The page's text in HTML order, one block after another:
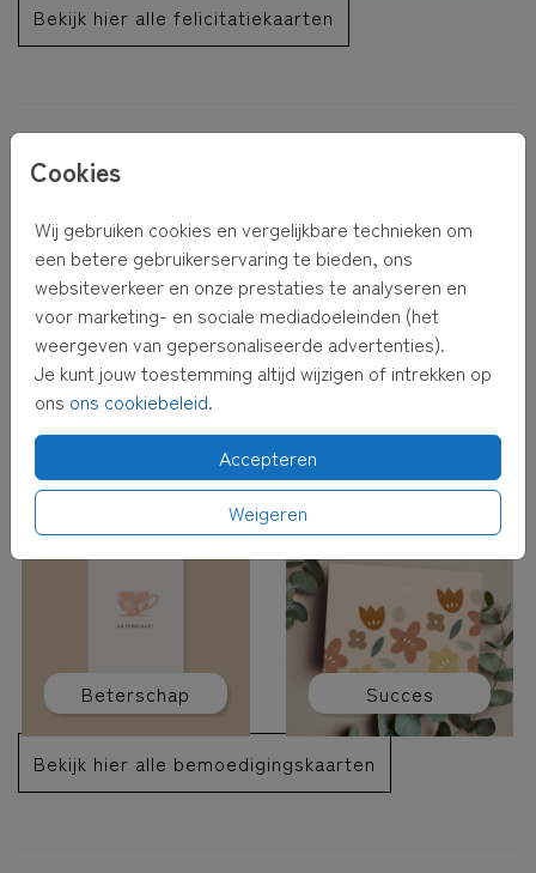
Cookies
Wij gebruiken cookies en vergelijkbare technieken om
een betere gebruikerservaring te bieden, ons
websiteverkeer en onze prestaties te analyseren en
voor marketing- en sociale mediadoeleinden (het
weergeven van gepersonaliseerde advertenties).
Je kunt jouw toestemming altijd wijzigen of intrekken op
ons ons cookiebeleid.
Accepteren
Weigeren
Bekijk hier alle felicitatiekaarten
BEMOEDIGINGSKAARTEN VOOR ELK MOMENT
bemoedigingskaarten
Beterschap Succes
Bekijk hier alle bemoedigingskaarten